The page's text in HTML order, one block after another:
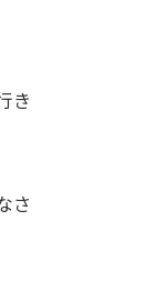
き
さ